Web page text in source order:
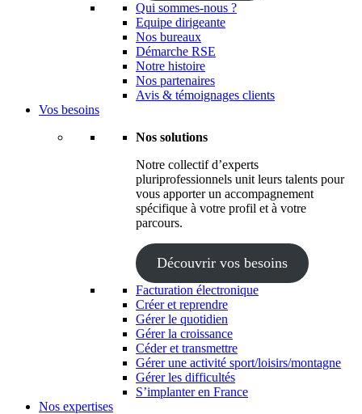
Qui sommes-nous ?
Equipe dirigeante
Nos bureaux
Démarche RSE
Notre histoire
Nos partenaires
Avis & témoignages clients
Vos besoins
Nos solutions
Notre collectif d’experts
pluriprofessionnels unit leurs talents pour
vous apporter un accompagnement
spécifique à votre profil et à votre
parcours.
Découvrir vos besoins
Facturation électronique
Créer et reprendre
Gérer le quotidien
Gérer la croissance
Céder et transmettre
Gérer une activité sport/loisirs/montagne
Gérer les difficultés
S’implanter en France
Nos expertises